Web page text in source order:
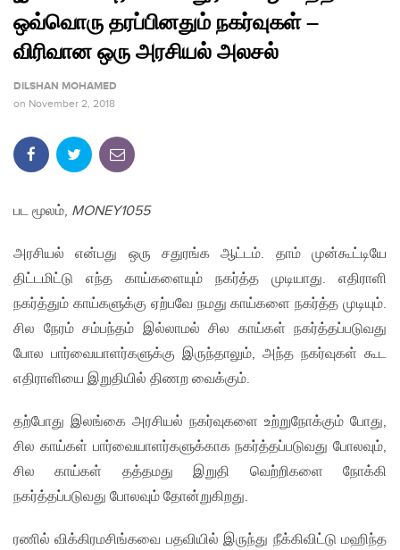
ஒவ்வொரு தரப்பினதும் நகர்வுகள் –
விரிவான ஒரு அரசியல் அலசல்
DILSHAN MOHAMED
on November 2, 2018
பட மூலம், MONEY1055
அரசியல் என்பது ஒரு சதுரங்க ஆட்டம். தாம் முன்கூட்டியே
திட்டமிட்டு எந்த காய்களையும் நகர்த்த முடியாது. எதிராளி
நகர்த்தும் காய்களுக்கு ஏற்பவே நமது காய்களை நகர்த்த முடியும்.
சில நேரம் சம்பந்தம் இல்லாமல் சில காய்கள் நகர்த்தப்படுவது
போல பார்வையாளர்களுக்கு இருந்தாலும், அந்த நகர்வுகள் கூட
எதிராளியை இறுதியில் திணற வைக்கும்.
தற்போது இலங்கை அரசியல் நகர்வுகளை உற்றுநோக்கும் போது,
சில காய்கள் பார்வையாளர்களுக்காக நகர்த்தப்படுவது போலவும்,
சில காய்கள் தத்தமது இறுதி வெற்றிகளை நோக்கி
நகர்த்தப்படுவது போலவும் தோன்றுகிறது.
ரணில் விக்கிரமசிங்கவை பதவியில் இருந்து நீக்கிவிட்டு மஹிந்த